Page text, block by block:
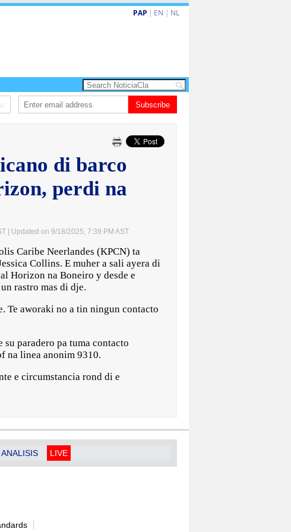
PAP | EN | NL
ta eleva turismo premium cu renobacion di US$106 miyon
Subscribe
di barco
perdi na
| Updated on 9/18/2025, 7:39 PM AST
Caribe Neerlandes (KPCN) ta
Collins. E muher a sali ayera di
Horizon na Boneiro y desde e
rastro mas di dje.
Te aworaki no a tin ningun contacto
paradero pa tuma contacto
na linea anonim 9310.
e circumstancia rond di e
ANALISIS LIVE